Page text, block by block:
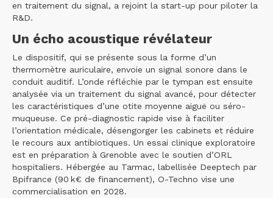
en traitement du signal, a rejoint la start-up pour piloter la
R&D.
Un écho acoustique révélateur
Le dispositif, qui se présente sous la forme d’un
thermomètre auriculaire, envoie un signal sonore dans le
conduit auditif. L’onde réfléchie par le tympan est ensuite
analysée via un traitement du signal avancé, pour détecter
les caractéristiques d’une otite moyenne aiguë ou séro-
muqueuse. Ce pré-diagnostic rapide vise à faciliter
l’orientation médicale, désengorger les cabinets et réduire
le recours aux antibiotiques. Un essai clinique exploratoire
est en préparation à Grenoble avec le soutien d’ORL
hospitaliers. Hébergée au Tarmac, labellisée Deeptech par
Bpifrance (90 k€ de financement), O-Techno vise une
commercialisation en 2028.